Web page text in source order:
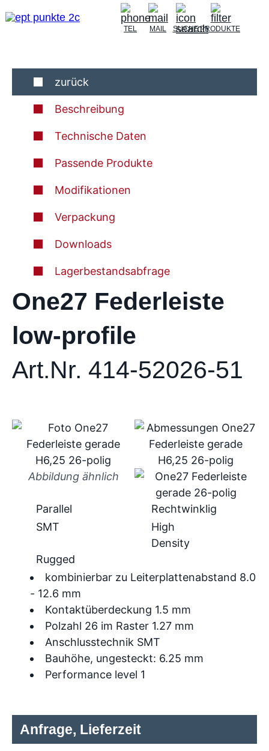
TEL MAIL SUCHEPRODUKTE
zurück
Beschreibung
Technische Daten
Passende Produkte
Modifikationen
Verpackung
Downloads
Lagerbestandsabfrage
One27 Federleiste
low-profile
Art.Nr. 414-52026-51
Abbildung ähnlich
kombinierbar zu Leiterplattenabstand 8.0
- 12.6 mm
Kontaktüberdeckung 1.5 mm
Polzahl 26 im Raster 1.27 mm
Anschlusstechnik SMT
Bauhöhe, ungesteckt: 6.25 mm
Performance level 1
Parallel
Rechtwinklig
SMT
High
Density
Rugged
Anfrage, Lieferzeit